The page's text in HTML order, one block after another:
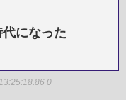
になった
0